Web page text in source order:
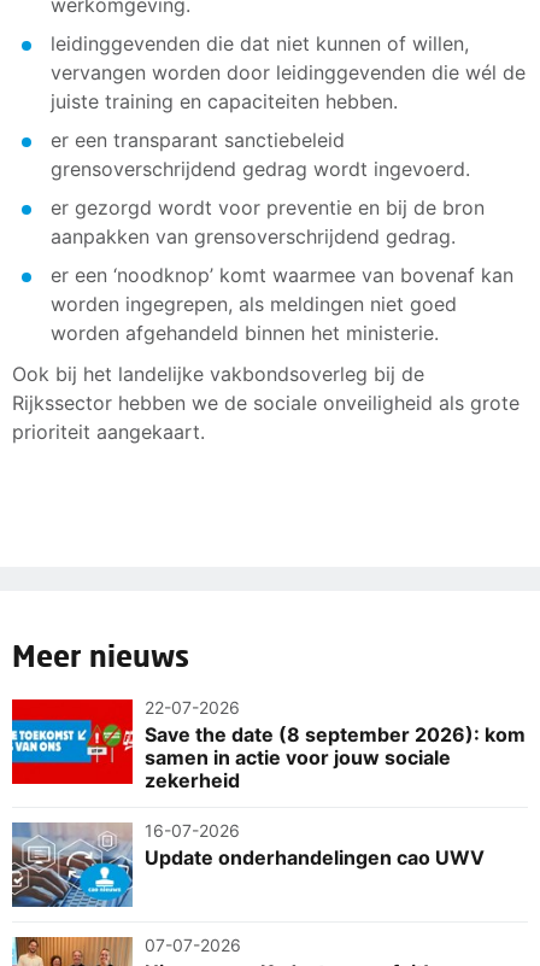
leidinggevenden die dat niet kunnen of willen,
vervangen worden door leidinggevenden die wél de
juiste training en capaciteiten hebben.
er een transparant sanctiebeleid
grensoverschrijdend gedrag wordt ingevoerd.
er gezorgd wordt voor preventie en bij de bron
aanpakken van grensoverschrijdend gedrag.
er een ‘noodknop’ komt waarmee van bovenaf kan
worden ingegrepen, als meldingen niet goed
worden afgehandeld binnen het ministerie.
Ook bij het landelijke vakbondsoverleg bij de
Rijkssector hebben we de sociale onveiligheid als grote
prioriteit aangekaart.
Meer nieuws
22-07-2026
Save the date (8 september 2026): kom
samen in actie voor jouw sociale
zekerheid
16-07-2026
Update onderhandelingen cao UWV
07-07-2026